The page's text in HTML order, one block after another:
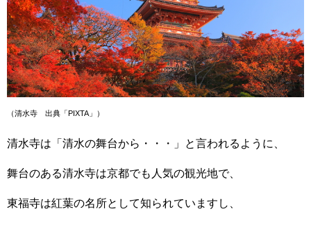
（清水寺 出典「PIXTA」）
清水寺は「清水の舞台から・・・」と言われるように、
舞台のある清水寺は京都でも人気の観光地で、
東福寺は紅葉の名所として知られていますし、